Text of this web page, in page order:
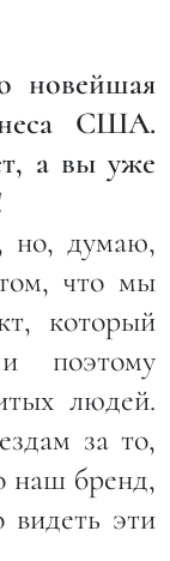
новейшая
США.
а вы уже
но, думаю,
что мы
который
поэтому
людей.
за то,
наш бренд,
видеть эти